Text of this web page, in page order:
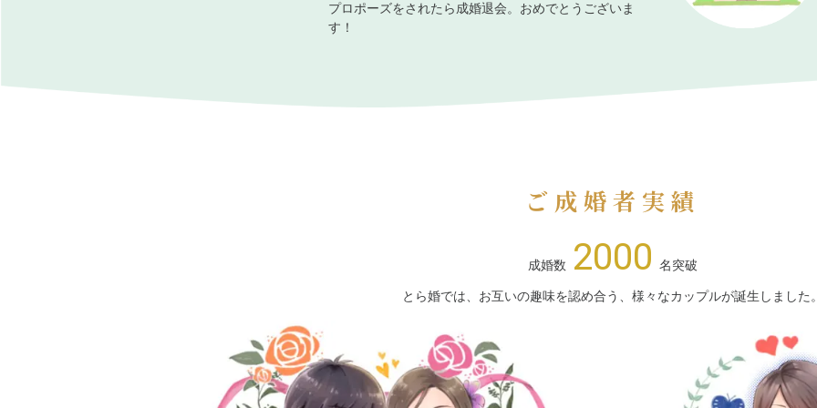
プロポーズをされたら成婚退会。おめでとうございま
す！
ご成婚者実績
成婚数 2000 名突破
とら婚では、お互いの趣味を認め合う、様々なカップルが誕生しました